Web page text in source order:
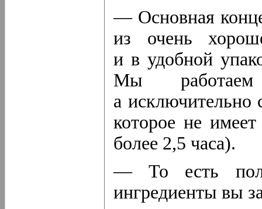
— Основная
из очень
и в удобной
Мы
а
которое не
более 2,5 часа).
— То есть
ингредиенты вы